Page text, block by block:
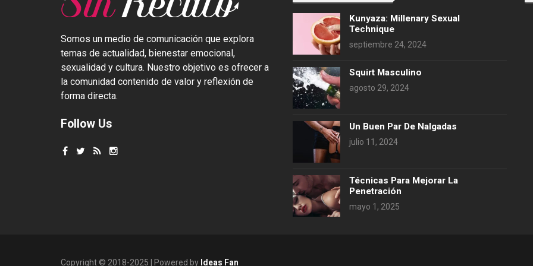
Somos un medio de comunicación que explora
temas de actualidad, bienestar emocional,
sexualidad y cultura. Nuestro objetivo es ofrecer a
la comunidad contenido de valor y reflexión de
forma directa.
Follow Us
Kunyaza: Millenary Sexual
Technique
septiembre 24, 2024
Squirt Masculino
agosto 29, 2024
Un Buen Par De Nalgadas
julio 11, 2024
Técnicas Para Mejorar La
Penetración
mayo 1, 2025
Copyright © 2018-2025 | Powered by Ideas Fan